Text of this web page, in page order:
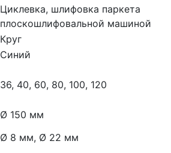
Циклевка, шлифовка паркета
плоскошлифовальной машиной
Круг
Синий
36, 40, 60, 80, 100, 120
Ø 150 мм
Ø 8 мм, Ø 22 мм